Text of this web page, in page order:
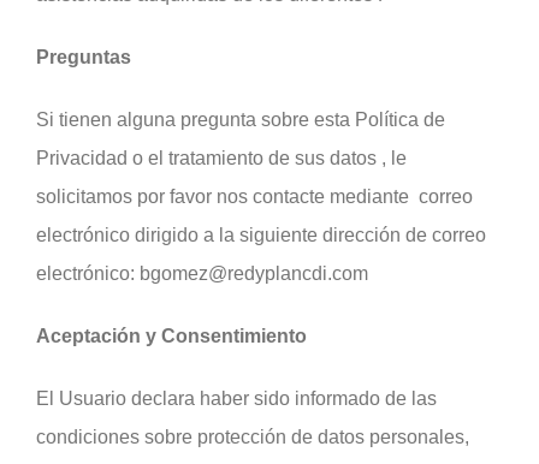
Preguntas
Si tienen alguna pregunta sobre esta Política de
Privacidad o el tratamiento de sus datos , le
solicitamos por favor nos contacte mediante correo
electrónico dirigido a la siguiente dirección de correo
electrónico: bgomez@redyplancdi.com
Aceptación y Consentimiento
El Usuario declara haber sido informado de las
condiciones sobre protección de datos personales,